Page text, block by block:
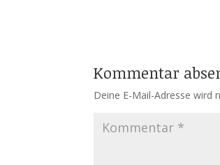
Kommentar
Deine E-Mail-Adresse wird